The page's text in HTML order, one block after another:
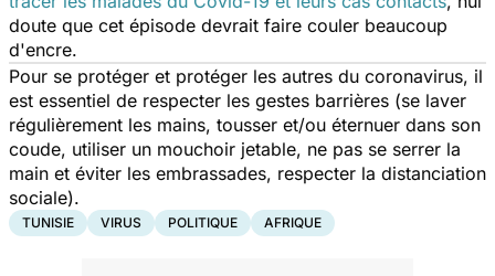
doute que cet épisode devrait faire couler beaucoup
d'encre.
Pour se protéger et protéger les autres du coronavirus, il
est essentiel de respecter les gestes barrières (se laver
régulièrement les mains, tousser et/ou éternuer dans son
coude, utiliser un mouchoir jetable, ne pas se serrer la
main et éviter les embrassades, respecter la distanciation
sociale).
TUNISIE VIRUS POLITIQUE AFRIQUE